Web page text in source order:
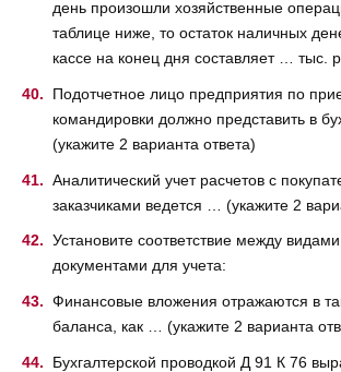
день произошли хозяйственные
таблице ниже, то остаток наличных
кассе на конец дня составляет … тыс.
Подотчетное лицо предприятия по
командировки должно представить в
(укажите 2 варианта ответа)
Аналитический учет расчетов с
заказчиками ведется … (укажите 2
Установите соответствие между
документами для учета:
Финансовые вложения отражаются в
баланса, как … (укажите 2 варианта
Бухгалтерской проводкой Д 91 К 76